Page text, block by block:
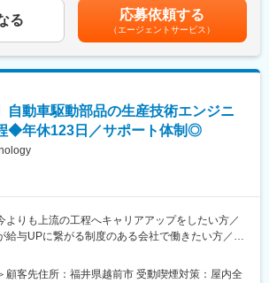
ク制度＞
望する仕事があっても、会社の都合で挑戦できな
職理由の1つです。
キャリアアドバイザーがおり、キャリアアドバイ
の遣り甲斐を大切にする当社だからこその取り組
度：
企業様については残業が多くなる企業様が少な
組みをすることなく過度な残業が発生をしない状
す。
社の定める業務
カーで機電領域における機械設計及び試験・評価
加しており、これに対応するために新たな技術者
となりました。これまでの学びを駆使し高品質な
していただける方をお待ちしています。
用した電気・機械工学の再学習支援
応じた就業先の選定と実務サポート
ての成長プロセスを評価する制度
けるレイアウト設計業務
面、治具の図面に対して改修設計業務
ム用の筐体設計
～570万円20年目：年収1,000万円超※金額はあく
賃金はあくまでも目安の金額であり、選考を通じ
性があります。月給(月額)は固定手当を含めた表記
る 応募依頼する
（エージェントサービス）
自動車駆動部品の生産技術エンジニ
◆年休123日／サポート体制◎
よりも上流の工程へキャリアアップをしたい方／
給与UPに繋がる制度のある会社で働きたい方／
へ】
顧客先住所：福井県越前市 受動喫煙対策：屋内全